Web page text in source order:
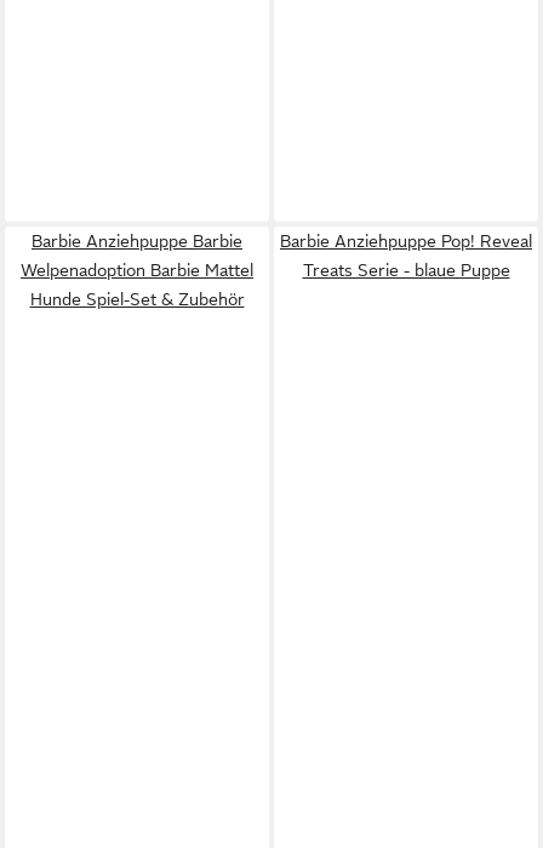
Barbie Anziehpuppe Barbie
Welpenadoption Barbie Mattel
Hunde Spiel-Set & Zubehör
Barbie Anziehpuppe Pop! Reveal
Treats Serie - blaue Puppe